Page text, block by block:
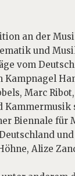
an der
und
vom
Kampnagel
Marc
Biennale
Alize